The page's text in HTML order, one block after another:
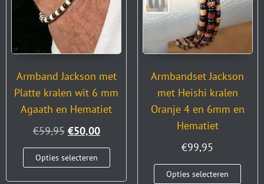
Armband Jackson met
Platte kralen wit 6 mm
Agaath en Hematiet
€59,95 €50,00
Opties selecteren
Armbandset Jackson
met Heishi kralen
Oranje 4 en 6mm en
Hematiet
€99,95
Opties selecteren